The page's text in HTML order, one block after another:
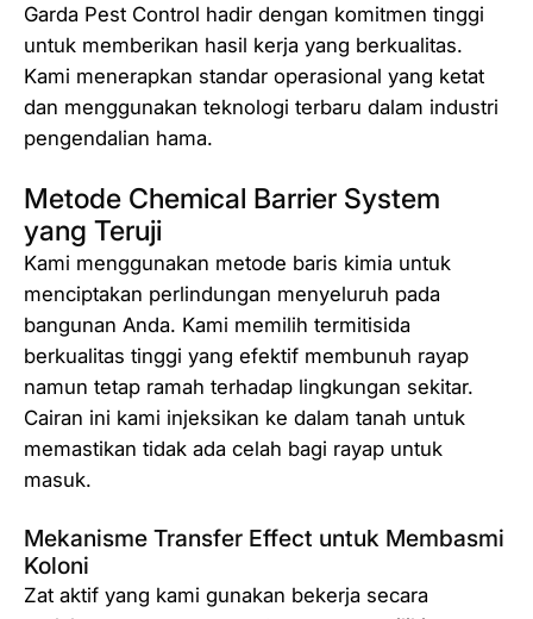
Garda Pest Control hadir dengan komitmen tinggi
untuk memberikan hasil kerja yang berkualitas.
Kami menerapkan standar operasional yang ketat
dan menggunakan teknologi terbaru dalam industri
pengendalian hama.
Metode Chemical Barrier System
yang Teruji
Kami menggunakan metode baris kimia untuk
menciptakan perlindungan menyeluruh pada
bangunan Anda. Kami memilih termitisida
berkualitas tinggi yang efektif membunuh rayap
namun tetap ramah terhadap lingkungan sekitar.
Cairan ini kami injeksikan ke dalam tanah untuk
memastikan tidak ada celah bagi rayap untuk
masuk.
Mekanisme Transfer Effect untuk Membasmi
Koloni
Zat aktif yang kami gunakan bekerja secara